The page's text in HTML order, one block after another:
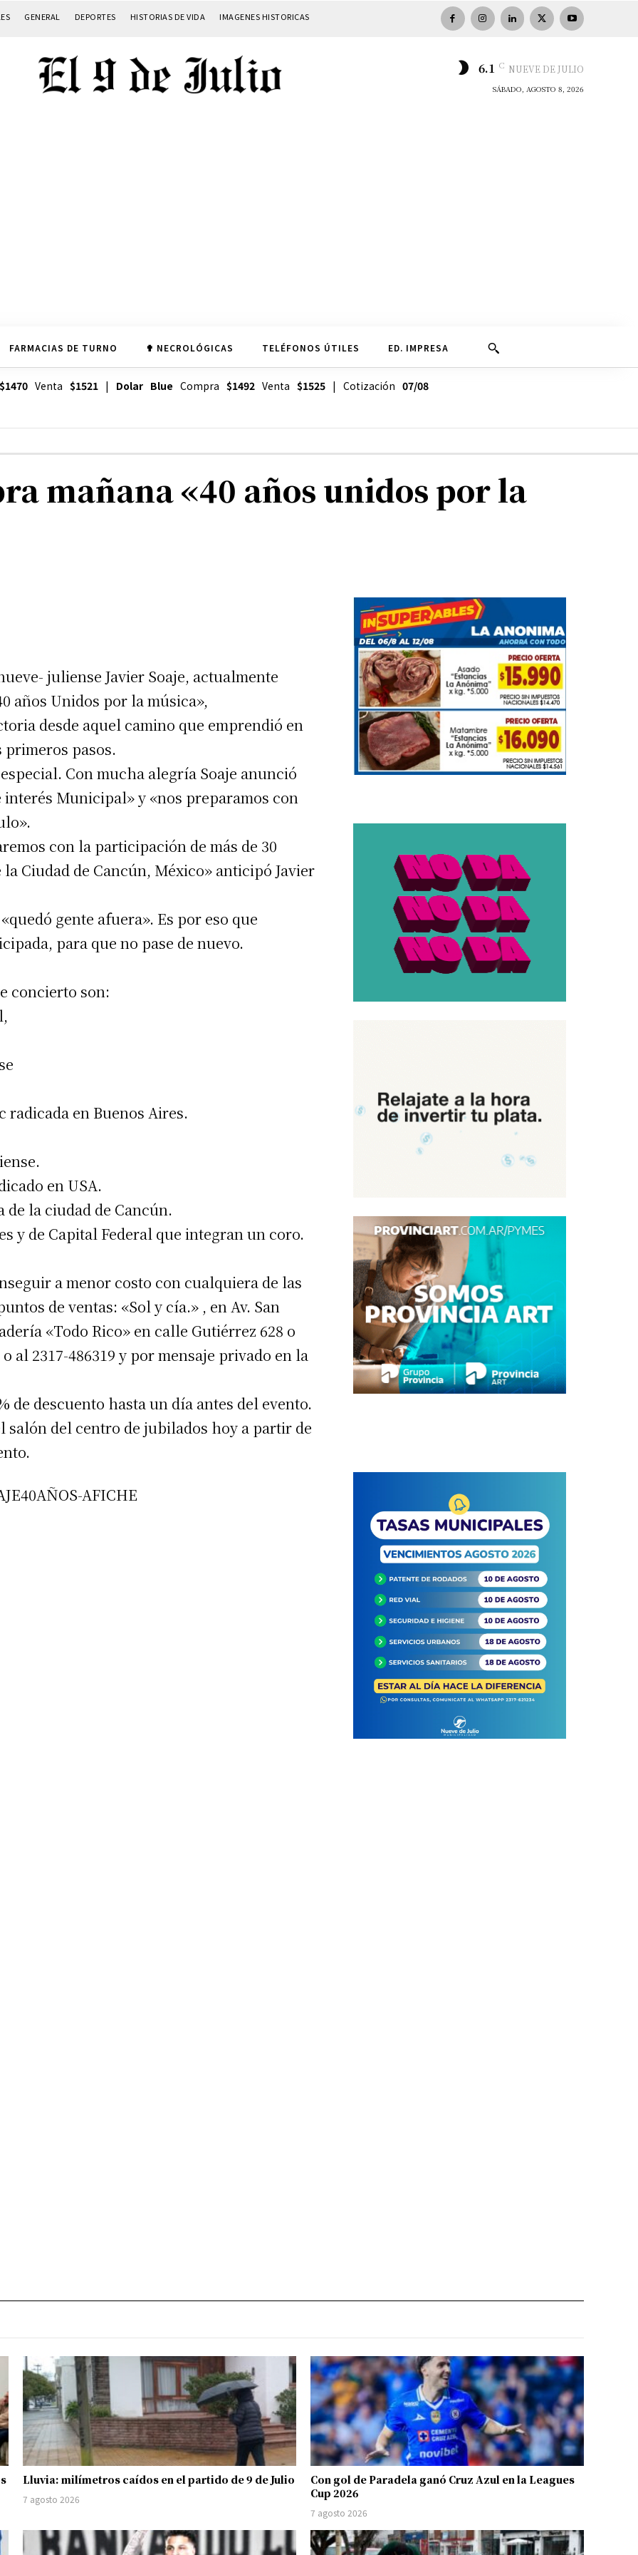
gratis
GENERAL DEPORTES HISTORIAS DE VIDA IMAGENES HISTORICAS
6.1 C NUEVE DE JULIO
SÁBADO, AGOSTO 8, 2026
FARMACIAS DE TURNO ✟ NECROLÓGICAS TELÉFONOS ÚTILES ED. IMPRESA
$1470Venta $1521| Dolar Blue Compra $1492Venta $1525| Cotización 07/08
mañana «40 años unidos por la
juliense Javier Soaje, actualmente
años Unidos por la música»,
desde aquel camino que emprendió en
primeros pasos.
Con mucha alegría Soaje anunció
Municipal» y «nos preparamos con
con la participación de más de 30
Ciudad de Cancún, México» anticipó Javier
gente afuera». Es por eso que
para que no pase de nuevo.
concierto son:
en Buenos Aires.
en USA.
la ciudad de Cancún.
y de Capital Federal que integran un coro.
a menor costo con cualquiera de las
de ventas: «Sol y cía.» , en Av. San
«Todo Rico» en calle Gutiérrez 628 o
al 2317-486319 y por mensaje privado en la
de descuento hasta un día antes del evento.
salón del centro de jubilados hoy a partir de
Lluvia: milímetros caídos en el partido de 9 de Julio
7 agosto 2026
Con gol de Paradela ganó Cruz Azul en la Leagues
Cup 2026
7 agosto 2026